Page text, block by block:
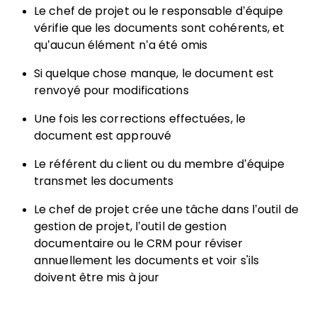
Le chef de projet ou le responsable d’équipe
vérifie que les documents sont cohérents, et
qu’aucun élément n’a été omis
Si quelque chose manque, le document est
renvoyé pour modifications
Une fois les corrections effectuées, le
document est approuvé
Le référent du client ou du membre d’équipe
transmet les documents
Le chef de projet crée une tâche dans l’outil de
gestion de projet, l’outil de gestion
documentaire ou le CRM pour réviser
annuellement les documents et voir s'ils
doivent être mis à jour